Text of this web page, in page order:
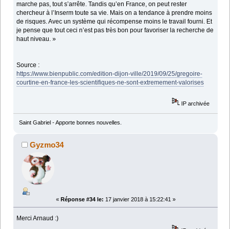
marche pas, tout s’arrête. Tandis qu’en France, on peut rester
chercheur à l’Inserm toute sa vie. Mais on a tendance à prendre moins
de risques. Avec un système qui récompense moins le travail fourni. Et
je pense que tout ceci n’est pas très bon pour favoriser la recherche de
haut niveau. »
Source :
https://www.bienpublic.com/edition-dijon-ville/2019/09/25/gregoire-
courtine-en-france-les-scientifiques-ne-sont-extremement-valorises
IP archivée
Saint Gabriel - Apporte bonnes nouvelles.
Gyzmo34
« Réponse #34 le: 17 janvier 2018 à 15:22:41 »
Merci Arnaud :)